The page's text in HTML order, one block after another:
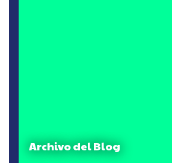
Archivo del Blog